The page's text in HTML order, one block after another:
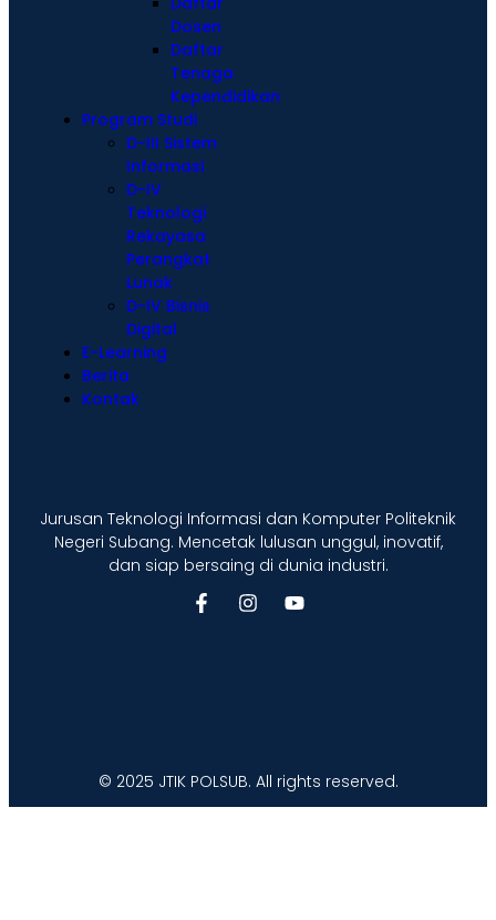
Jurusan Teknologi Informasi dan Komputer Politeknik
Negeri Subang. Mencetak lulusan unggul, inovatif,
dan siap bersaing di dunia industri.
Dosen
Daftar
Tenaga
Kependidikan
Program Studi
D-III Sistem
Informasi
D-IV
Teknologi
Rekayasa
Perangkat
Lunak
D-IV Bisnis
Digital
E-Learning
Berita
Kontak
© 2025 JTIK POLSUB. All rights reserved.